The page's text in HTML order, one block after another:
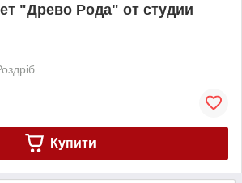
"Древо Рода" от студии
Купити